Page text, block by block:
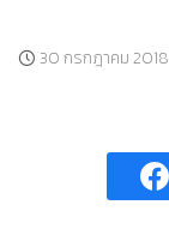
30 กรกฎาคม 2018